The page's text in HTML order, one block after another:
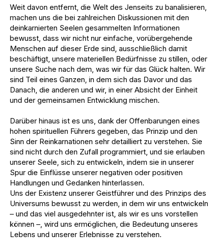
Weit davon entfernt, die Welt des Jenseits zu banalisieren,
machen uns die bei zahlreichen Diskussionen mit den
deinkarnierten Seelen gesammelten Informationen
bewusst, dass wir nicht nur einfache, vorübergehende
Menschen auf dieser Erde sind, ausschließlich damit
beschäftigt, unsere materiellen Bedürfnisse zu stillen, oder
unsere Suche nach dem, was wir für das Glück halten. Wir
sind Teil eines Ganzen, in dem sich das Davor und das
Danach, die anderen und wir, in einer Absicht der Einheit
und der gemeinsamen Entwicklung mischen.
Darüber hinaus ist es uns, dank der Offenbarungen eines
hohen spirituellen Führers gegeben, das Prinzip und den
Sinn der Reinkarnationen sehr detailliert zu verstehen. Sie
sind nicht durch den Zufall programmiert, und sie erlauben
unserer Seele, sich zu entwickeln, indem sie in unserer
Spur die Einflüsse unserer negativen oder positiven
Handlungen und Gedanken hinterlassen.
Uns der Existenz unserer Geistführer und des Prinzips des
Universums bewusst zu werden, in dem wir uns entwickeln
– und das viel ausgedehnter ist, als wir es uns vorstellen
können –, wird uns ermöglichen, die Bedeutung unseres
Lebens und unserer Erlebnisse zu verstehen.